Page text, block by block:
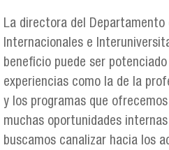
La directora del Departamento
Internacionales e
beneficio puede ser
experiencias como la de la
y los programas que ofrecemos
muchas oportunidades
buscamos canalizar hacia los